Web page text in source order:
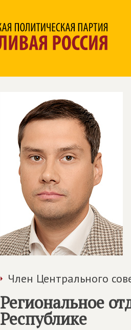
Член Центрального
Региональное
Республике